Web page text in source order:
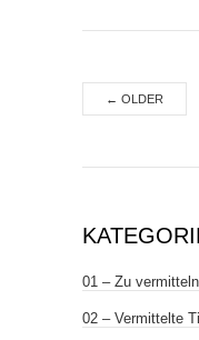
← OLDER
01 – Zu
02 – Vermittelte